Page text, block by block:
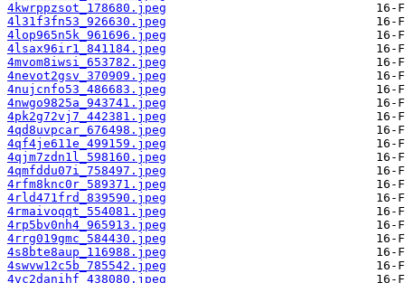
4kwrppzsot_178680.jpeg
4l31f3fn53_926630.jpeg
4lop965n5k_961696.jpeg
4lsax96ir1_841184.jpeg
4mvom8iwsi_653782.jpeg
4nevot2gsv_370909.jpeg
4nujcnfo53_486683.jpeg
4nwgo9825a_943741.jpeg
4pk2g72vj7_442381.jpeg
4qd8uvpcar_676498.jpeg
4qf4je611e_499159.jpeg
4qjm7zdn1l_598160.jpeg
4qmfddu07i_758497.jpeg
4rfm8knc0r_589371.jpeg
4rld471frd_839590.jpeg
4rmaivoqqt_554081.jpeg
4rp5bv0nh4_965913.jpeg
4rrg019gmc_584430.jpeg
4s8bte8aup_116988.jpeg
4swvw12c5b_785542.jpeg
4vc2danihf_438080.jpeg